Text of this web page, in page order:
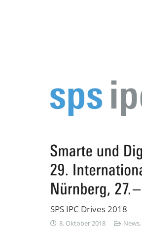
SPS IPC Drives 2018
8. Oktober 2018 News,